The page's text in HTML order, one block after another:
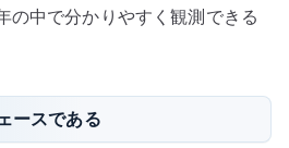
の中で分かりやすく観測できる
ースである